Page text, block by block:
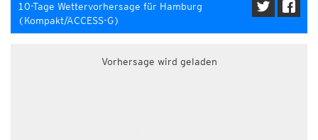
10-Tage Wettervorhersage für Hamburg
(Kompakt/ACCESS-G)
Vorhersage wird geladen